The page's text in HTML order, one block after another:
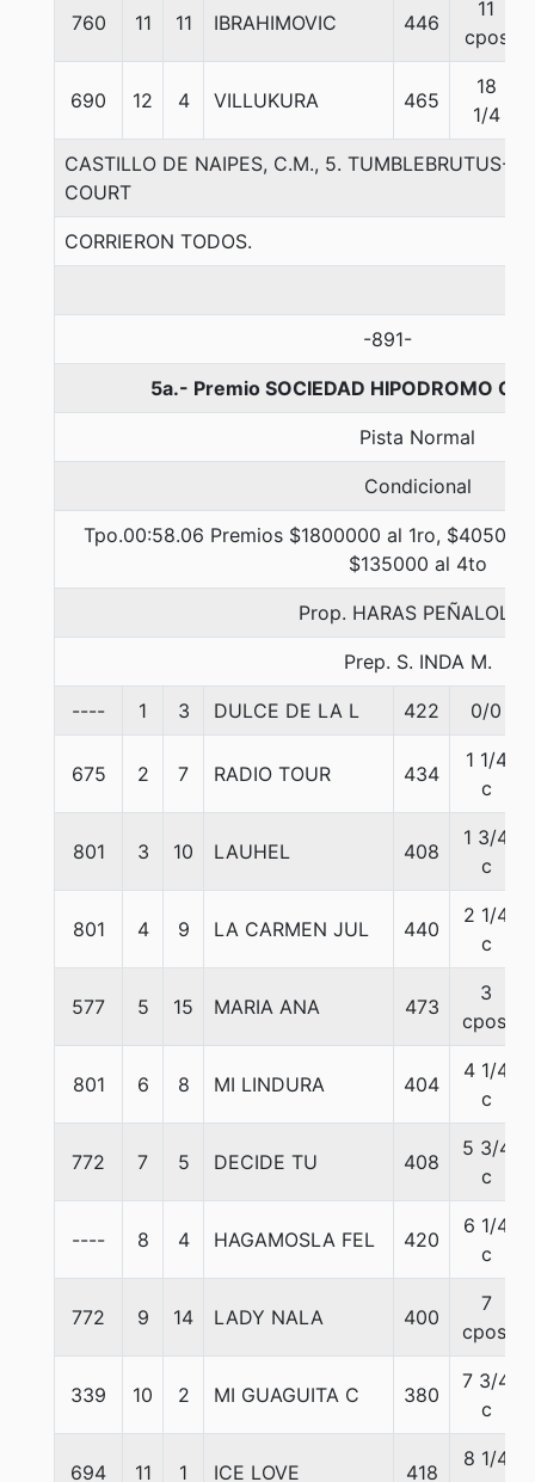
760 11 11 IBRAHIMOVIC 446
11
cpos
690 12 4 VILLUKURA 465
18
1/4
CASTILLO DE NAIPES, C.M., 5. TUMBLEBRUTUS-
COURT
CORRIERON TODOS.
-891-
5a.- Premio SOCIEDAD HIPODROMO
Pista Normal
Condicional
Tpo.00:58.06 Premios $1800000 al 1ro,
$135000 al 4to
Prop. HARAS PEÑALOLEN
Prep. S. INDA M.
---- 1 3 DULCE DE LA L 422 0/0
675 2 7 RADIO TOUR 434
1 1/4
c
801 3 10 LAUHEL 408
1 3/4
c
801 4 9 LA CARMEN JUL 440
2 1/4
c
577 5 15 MARIA ANA 473
3
cpos.
801 6 8 MI LINDURA 404
4 1/4
c
772 7 5 DECIDE TU 408
5 3/4
c
---- 8 4 HAGAMOSLA FEL 420
6 1/4
c
772 9 14 LADY NALA 400
7
cpos.
339 10 2 MI GUAGUITA C 380
7 3/4
c
694 11 1 ICE LOVE 418
8 1/4